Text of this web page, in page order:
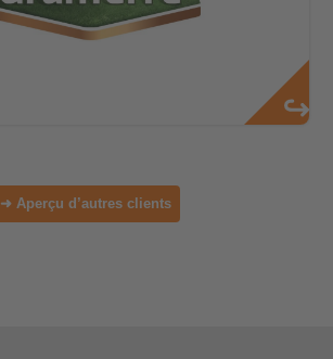
➜ Aperçu d’autres clients